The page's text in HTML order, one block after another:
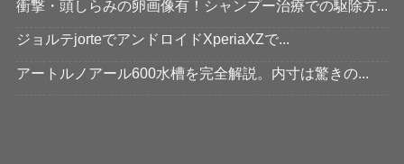
衝撃・頭しらみの卵画像有！シャンプー治療での駆除方...
ジョルテjorteでアンドロイドXperiaXZで...
アートルノアール600水槽を完全解説。内寸は驚きの...